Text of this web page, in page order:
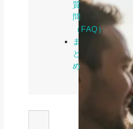
質
問
（FAQ）
ま
と
め